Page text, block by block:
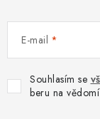
E-mail
Souhlasím se
beru na vědomí